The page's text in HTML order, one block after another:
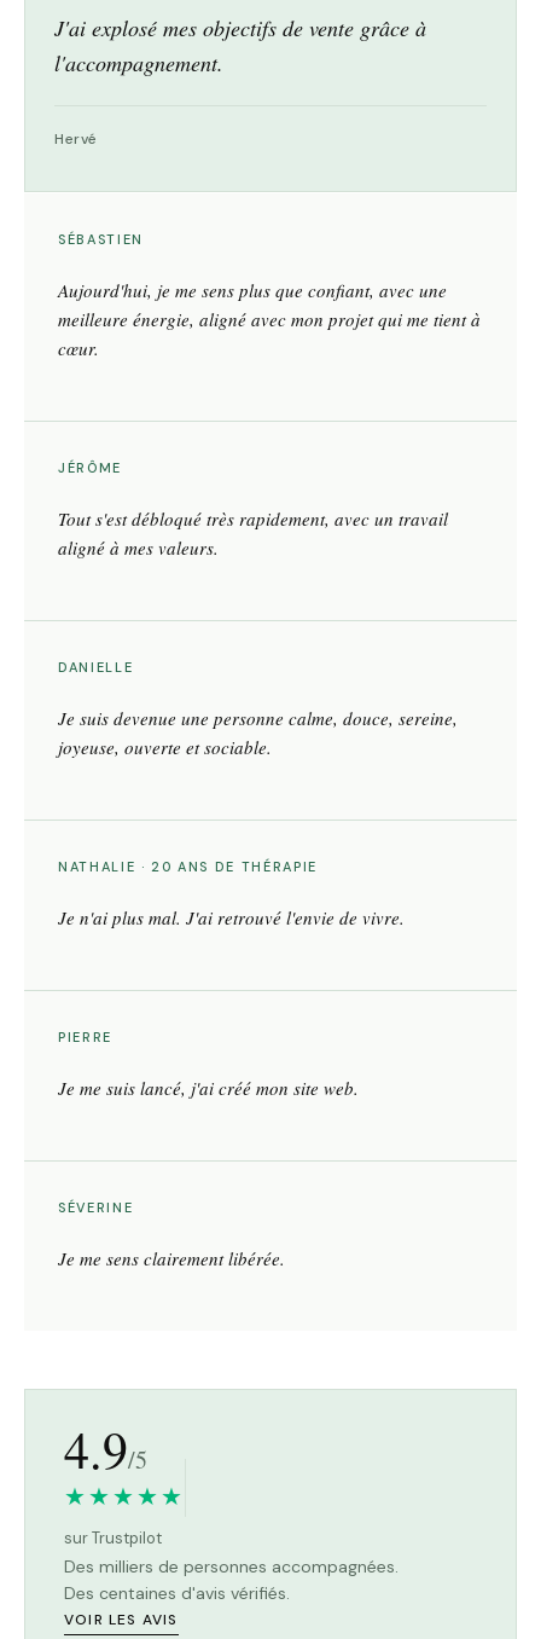
J'ai explosé mes objectifs de vente grâce à
l'accompagnement.
Hervé
SÉBASTIEN
Aujourd'hui, je me sens plus que confiant, avec une
meilleure énergie, aligné avec mon projet qui me tient à
cœur.
JÉRÔME
Tout s'est débloqué très rapidement, avec un travail
aligné à mes valeurs.
DANIELLE
Je suis devenue une personne calme, douce, sereine,
joyeuse, ouverte et sociable.
NATHALIE · 20 ANS DE THÉRAPIE
Je n'ai plus mal. J'ai retrouvé l'envie de vivre.
PIERRE
Je me suis lancé, j'ai créé mon site web.
SÉVERINE
Je me sens clairement libérée.
4.9/5
★★★★★
sur Trustpilot
Des milliers de personnes accompagnées.
Des centaines d'avis vérifiés.
VOIR LES AVIS